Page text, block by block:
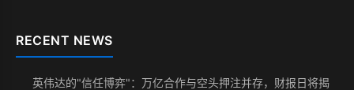
RECENT NEWS
英伟达的"信任博弈"：万亿合作与空头押注并存，财报日将揭